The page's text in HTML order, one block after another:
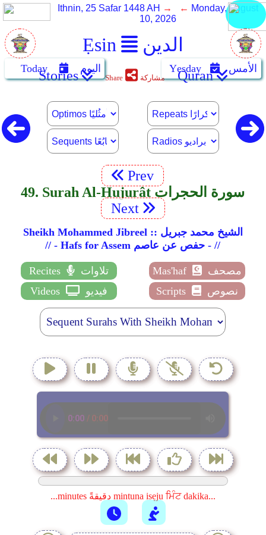
Ẹsin الدين
Ithnin, 25 Safar 1448 AH → ← Monday, August
10, 2026
Today اليوم Yẹsday الأمس Stories Share مشاركة Quran
Prev
49. Surah Al-Hujurât سورة الحجرات
Next
Sheikh Mohammed Jibreel :: الشيخ محمد جبريل
// - Hafs for Assem حفص عن عاصم - //
Recites تلاوات Mas'haf
مصحف
Videos
فيديو Scripts نصوص
...minutes دقيقةً mintuna isẹju ਮਿੰਟ dakika...